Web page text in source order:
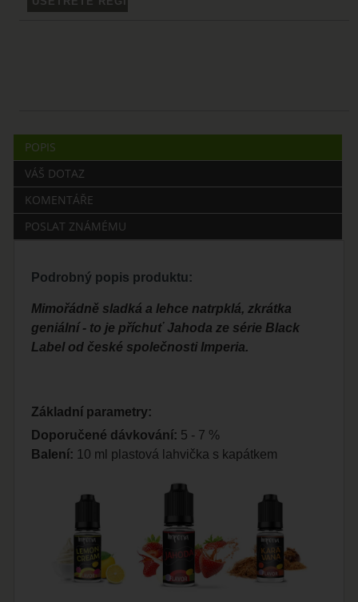
POPIS
VÁŠ DOTAZ
KOMENTÁŘE
POSLAT ZNÁMÉMU
Podrobný popis produktu:
Mimořádně sladká a lehce natrpklá, zkrátka
geniální - to je příchuť Jahoda ze série Black
Label od české společnosti Imperia.
Základní parametry:
Doporučené dávkování: 5 - 7 %
Balení: 10 ml plastová lahvička s kapátkem